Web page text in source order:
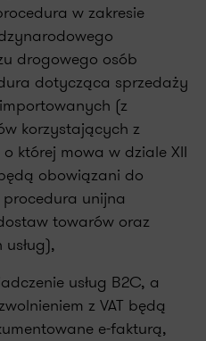
w zakresie
drogowego osób
dotycząca sprzedaży
(z
korzystających z
której mowa w dziale XII
obowiązani do
unijna
towarów oraz
usług B2C, a
z VAT będą
e-fakturą,